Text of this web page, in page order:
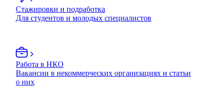
Стажировки и подработка
Для студентов и молодых специалистов
Работа в НКО
Вакансии в некоммерческих организациях и статьи
о них